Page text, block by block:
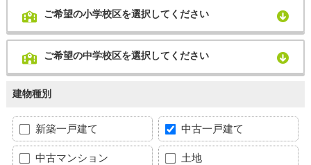
ご希望の小学校区を選択してください
ご希望の中学校区を選択してください
建物種別
新築一戸建て 中古一戸建て
中古マンション 土地